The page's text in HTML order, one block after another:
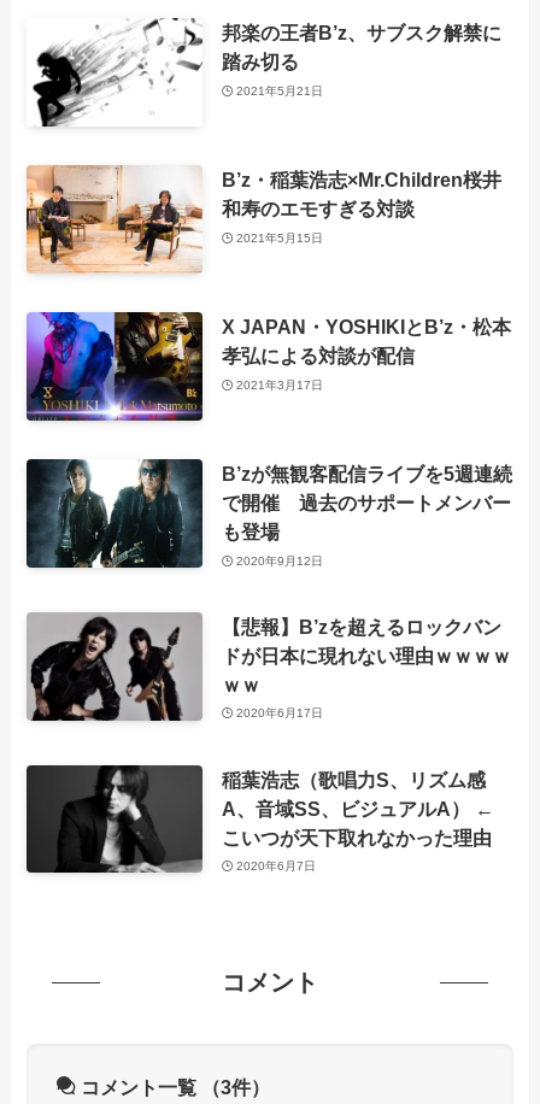
邦楽の王者B’z、サブスク解禁に
踏み切る
2021年5月21日
B’z・稲葉浩志×Mr.Children桜井
和寿のエモすぎる対談
2021年5月15日
X JAPAN・YOSHIKIとB’z・松本
孝弘による対談が配信
2021年3月17日
B’zが無観客配信ライブを5週連続
で開催 過去のサポートメンバー
も登場
2020年9月12日
【悲報】B’zを超えるロックバン
ドが日本に現れない理由ｗｗｗｗ
ｗｗ
2020年6月17日
稲葉浩志（歌唱力S、リズム感
A、音域SS、ビジュアルA） ←
こいつが天下取れなかった理由
2020年6月7日
コメント
コメント一覧 （3件）